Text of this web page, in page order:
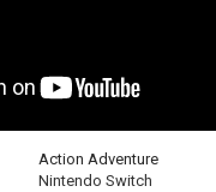
Action Adventure
Switch